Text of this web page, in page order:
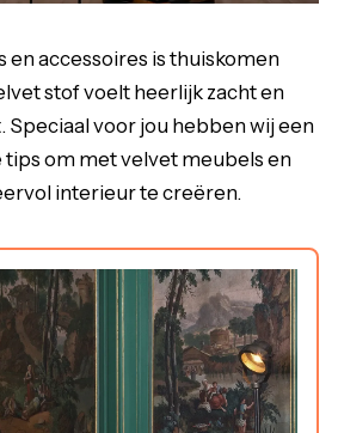
accessoires is thuiskomen
stof voelt heerlijk zacht en
Speciaal voor jou hebben wij een
om met velvet meubels en
interieur te creëren.